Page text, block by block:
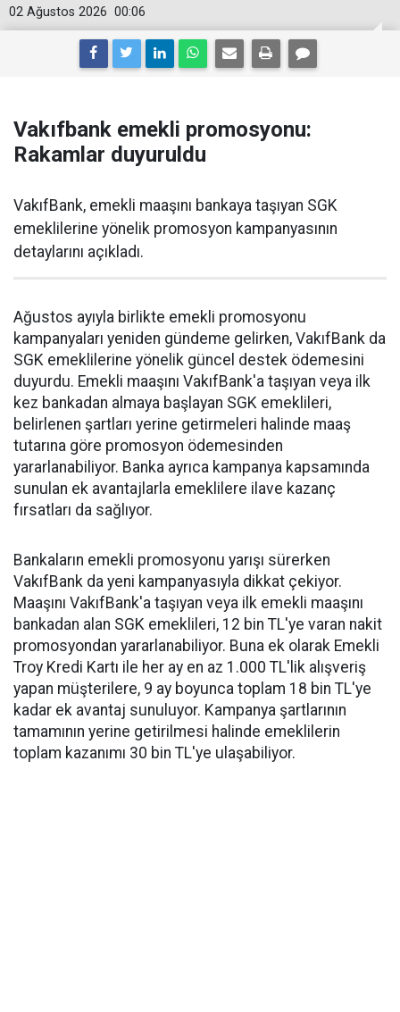
00:06
02 Ağustos 2026
Vakıfbank emekli promosyonu:
Rakamlar duyuruldu
VakıfBank, emekli maaşını bankaya taşıyan SGK
emeklilerine yönelik promosyon kampanyasının
detaylarını açıkladı.
Ağustos ayıyla birlikte emekli promosyonu
kampanyaları yeniden gündeme gelirken, VakıfBank da
SGK emeklilerine yönelik güncel destek ödemesini
duyurdu. Emekli maaşını VakıfBank'a taşıyan veya ilk
kez bankadan almaya başlayan SGK emeklileri,
belirlenen şartları yerine getirmeleri halinde maaş
tutarına göre promosyon ödemesinden
yararlanabiliyor. Banka ayrıca kampanya kapsamında
sunulan ek avantajlarla emeklilere ilave kazanç
fırsatları da sağlıyor.
Bankaların emekli promosyonu yarışı sürerken
VakıfBank da yeni kampanyasıyla dikkat çekiyor.
Maaşını VakıfBank'a taşıyan veya ilk emekli maaşını
bankadan alan SGK emeklileri, 12 bin TL'ye varan nakit
promosyondan yararlanabiliyor. Buna ek olarak Emekli
Troy Kredi Kartı ile her ay en az 1.000 TL'lik alışveriş
yapan müşterilere, 9 ay boyunca toplam 18 bin TL'ye
kadar ek avantaj sunuluyor. Kampanya şartlarının
tamamının yerine getirilmesi halinde emeklilerin
toplam kazanımı 30 bin TL'ye ulaşabiliyor.